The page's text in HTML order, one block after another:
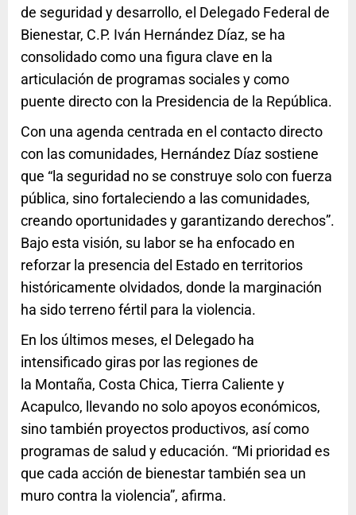
de seguridad y desarrollo, el Delegado Federal de
Bienestar, C.P. Iván Hernández Díaz, se ha
consolidado como una figura clave en la
articulación de programas sociales y como
puente directo con la Presidencia de la República.
Con una agenda centrada en el contacto directo
con las comunidades, Hernández Díaz sostiene
que “la seguridad no se construye solo con fuerza
pública, sino fortaleciendo a las comunidades,
creando oportunidades y garantizando derechos”.
Bajo esta visión, su labor se ha enfocado en
reforzar la presencia del Estado en territorios
históricamente olvidados, donde la marginación
ha sido terreno fértil para la violencia.
En los últimos meses, el Delegado ha
intensificado giras por las regiones de
la Montaña, Costa Chica, Tierra Caliente y
Acapulco, llevando no solo apoyos económicos,
sino también proyectos productivos, así como
programas de salud y educación. “Mi prioridad es
que cada acción de bienestar también sea un
muro contra la violencia”, afirma.